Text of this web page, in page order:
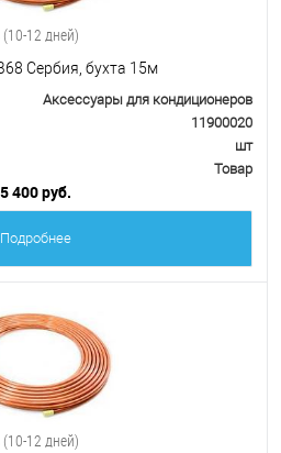
(10-12 дней)
Сербия, бухта 15м
Аксессуары для кондиционеров
11900020
шт
Товар
5 400 руб.
Подробнее
(10-12 дней)